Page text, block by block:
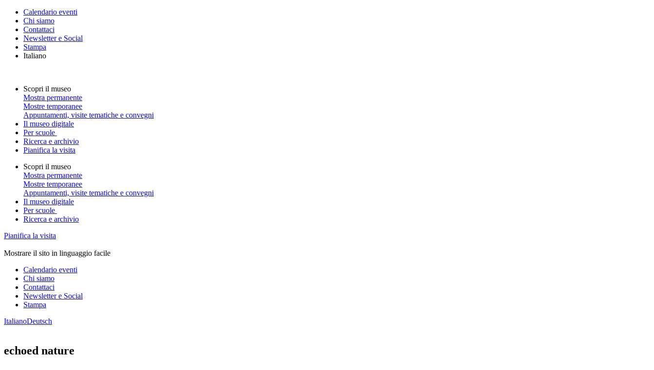
Calendario eventi
Chi siamo
Contattaci
Newsletter e Social
Stampa
Italiano
Scopri il museo
Mostra permanente
Mostre temporanee
Appuntamenti, visite tematiche e convegni
Il museo digitale
Per scuole
Ricerca e archivio
Pianifica la visita
Scopri il museo
Mostra permanente
Mostre temporanee
Appuntamenti, visite tematiche e convegni
Il museo digitale
Per scuole
Ricerca e archivio
Pianifica la visita
Mostrare il sito in linguaggio facile
Calendario eventi
Chi siamo
Contattaci
Newsletter e Social
Stampa
ItalianoDeutsch
echoed nature